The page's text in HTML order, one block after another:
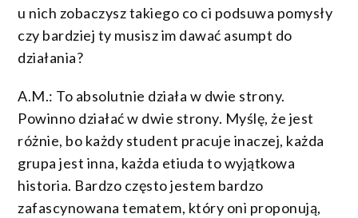
u nich zobaczysz takiego co ci podsuwa pomysły
czy bardziej ty musisz im dawać asumpt do
działania?
A.M.: To absolutnie działa w dwie strony.
Powinno działać w dwie strony. Myślę, że jest
różnie, bo każdy student pracuje inaczej, każda
grupa jest inna, każda etiuda to wyjątkowa
historia. Bardzo często jestem bardzo
zafascynowana tematem, który oni proponują,